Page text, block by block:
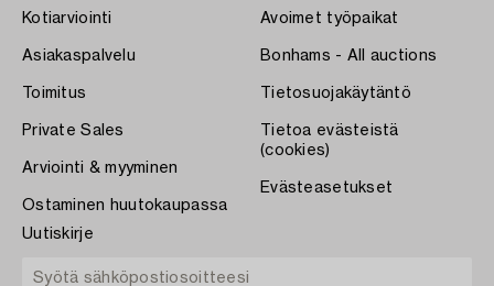
Kotiarviointi
Asiakaspalvelu
Toimitus
Private Sales
Arviointi & myyminen
Ostaminen huutokaupassa
Avoimet työpaikat
Bonhams - All auctions
Tietosuojakäytäntö
Tietoa evästeistä
(cookies)
Evästeasetukset
Uutiskirje